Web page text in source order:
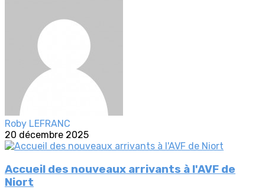
Roby LEFRANC
20 décembre 2025
Accueil des nouveaux arrivants à l'AVF de
Niort